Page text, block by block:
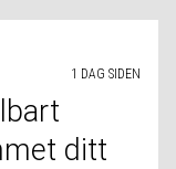
1 DAG SIDEN
ditt